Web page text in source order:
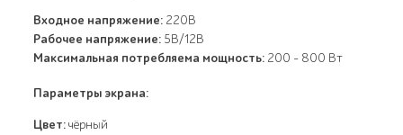
Входное напряжение: 220В
Рабочее напряжение: 5В/12В
Максимальная потребляема мощность: 200 - 800 Вт
Параметры экрана:
Цвет:чёрный